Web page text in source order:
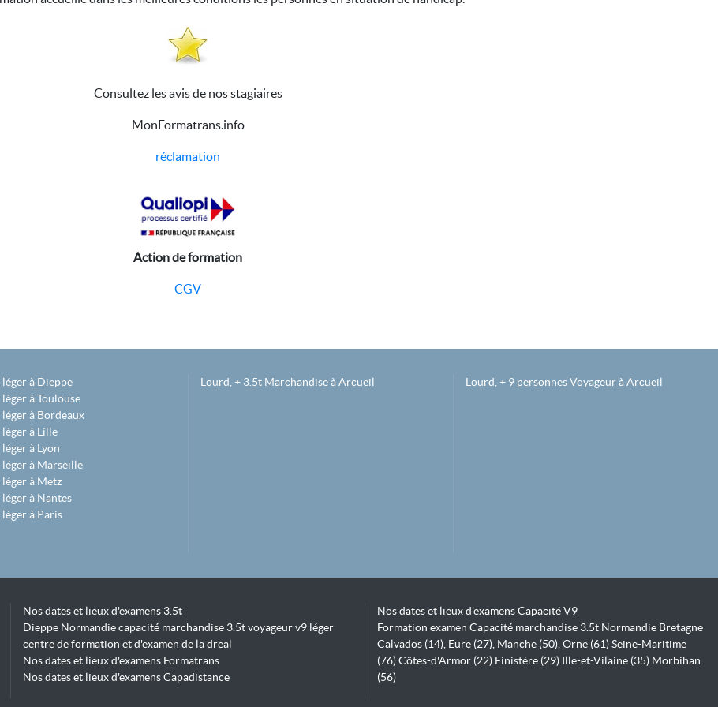
Consultez les avis de nos stagiaires
MonFormatrans.info
réclamation
Action de formation
CGV
à Dieppe
à Toulouse
à Bordeaux
à Lille
à Lyon
à Marseille
à Metz
à Nantes
à Paris
Lourd, + 3.5t Marchandise à Arcueil Lourd, + 9 personnes Voyageur à Arcueil
Nos dates et lieux d'examens 3.5t
Dieppe Normandie capacité marchandise 3.5t voyageur v9 léger
centre de formation et d'examen de la dreal
Nos dates et lieux d'examens Formatrans
Nos dates et lieux d'examens Capadistance
Nos dates et lieux d'examens Capacité V9
Formation examen Capacité marchandise 3.5t Normandie Bretagne
Calvados (14), Eure (27), Manche (50), Orne (61) Seine-Maritime
(76) Côtes-d'Armor (22) Finistère (29) Ille-et-Vilaine (35) Morbihan
(56)